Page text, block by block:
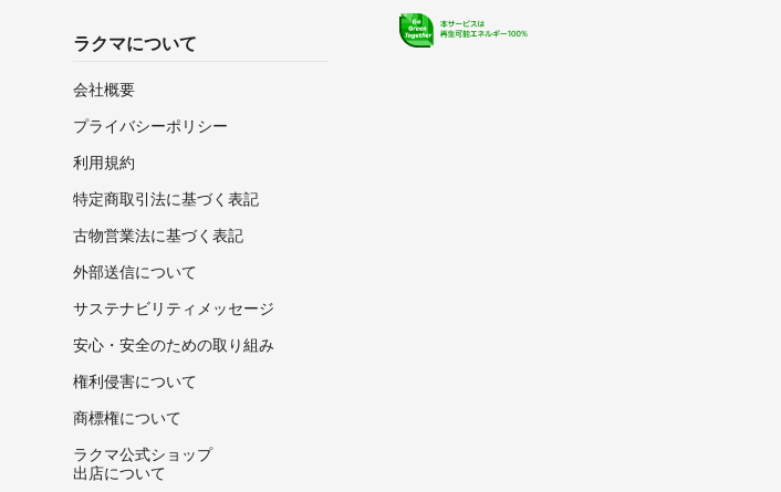
ラクマについて
会社概要
プライバシーポリシー
利用規約
特定商取引法に基づく表記
古物営業法に基づく表記
外部送信について
サステナビリティメッセージ
安心・安全のための取り組み
権利侵害について
商標権について
ラクマ公式ショップ
出店について